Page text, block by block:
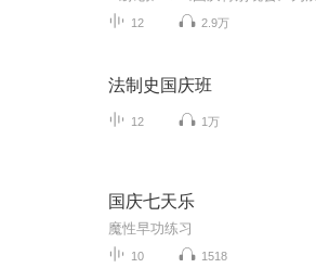
12 2.9万
法制史国庆班
12 1万
国庆七天乐
魔性早功练习
10 1518